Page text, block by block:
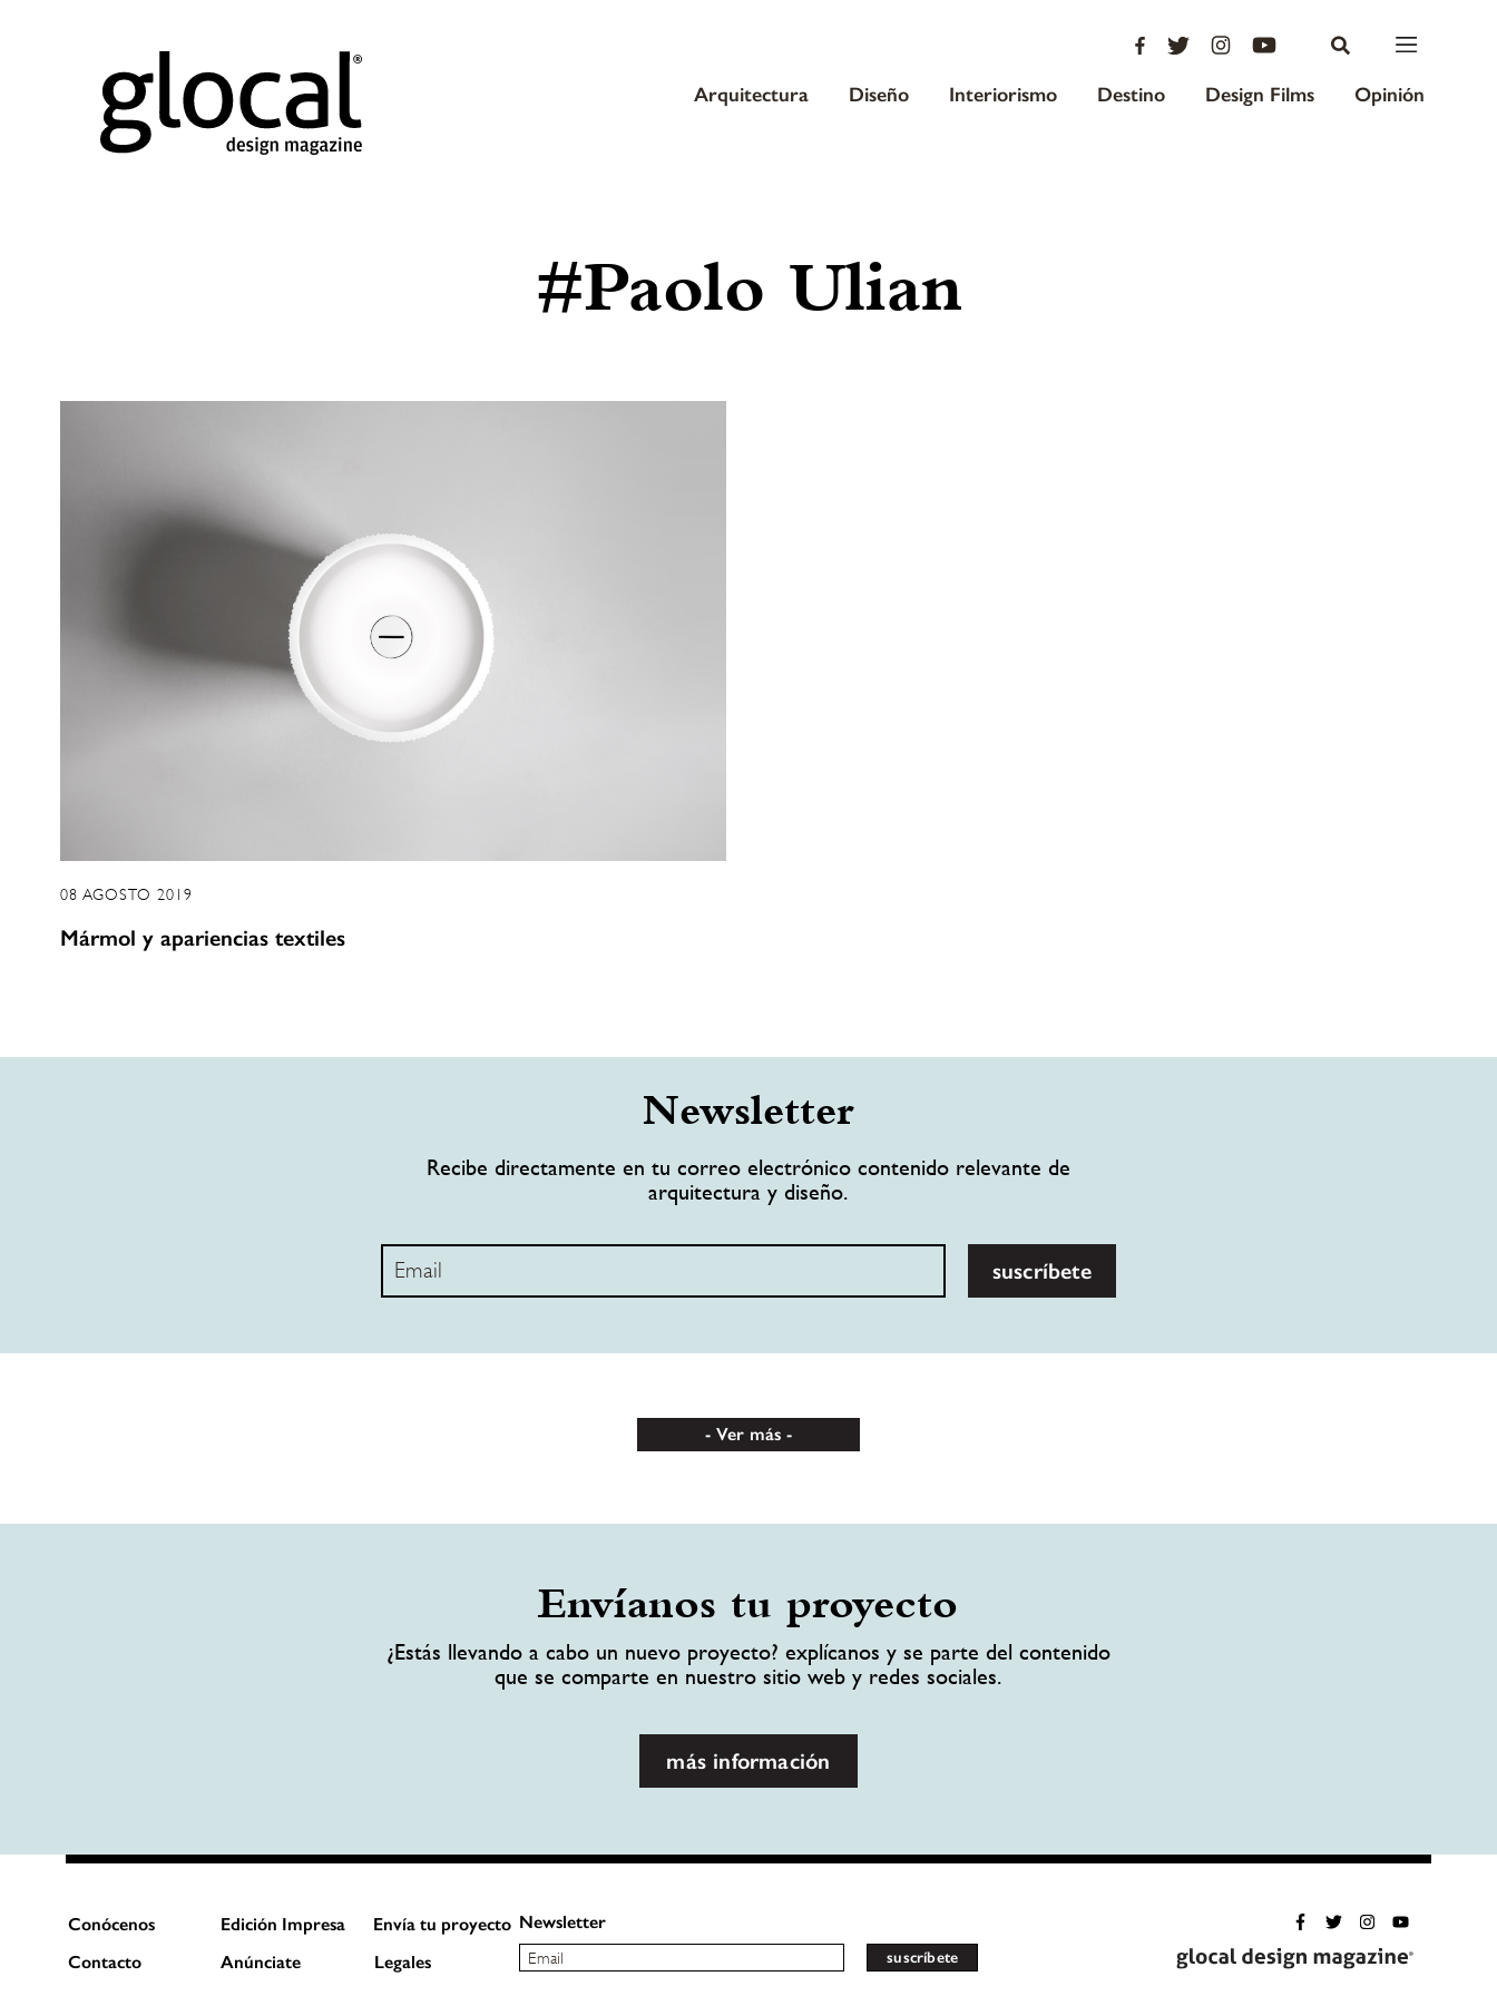
Arquitectura Diseño Interiorismo Destino Design Films Opinión
#Paolo Ulian
08 AGOSTO 2019
Mármol y apariencias textiles
Newsletter
Recibe directamente en tu correo electrónico contenido relevante de
arquitectura y diseño.
suscríbete
Ver más
Envíanos tu proyecto
¿Estás llevando a cabo un nuevo proyecto? explícanos y se parte del contenido
que se comparte en nuestro sitio web y redes sociales.
más información
Conócenos Edición Impresa
Envía tu proyecto
Contacto
Anúnciate Legales
Newsletter
suscríbete